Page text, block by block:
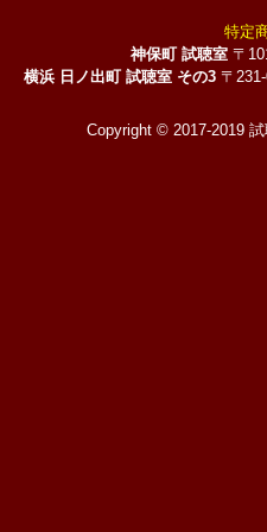
特定
神保町 試聴室 〒
横浜 日ノ出町 試聴室 その3 〒
Copyright © 2017-2019